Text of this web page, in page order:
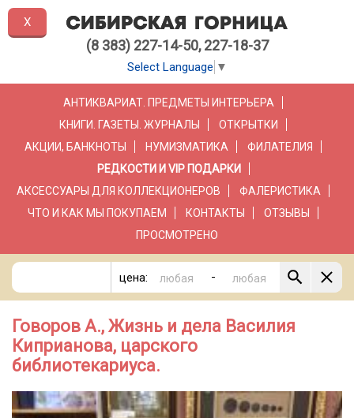
(8 383) 227-14-50, 227-18-37
Select Language ▼
АНТИКВАРИАТ. ПРЕДМЕТЫ ИНТЕРЬЕРА
КНИГИ. ГАЗЕТЫ. ЖУРНАЛЫ
ОТКРЫТКИ
АКЦИИ, БАНКНОТЫ
НУМИЗМАТИКА
ФИЛАТЕЛИЯ
РЕДКОСТИ И VIP ПОДАРКИ
АКСЕССУАРЫ ДЛЯ КОЛЛЕКЦИОНЕРОВ
ФАЛЕРИСТИКА
ЧТО И КАК МЫ ПОКУПАЕМ
КОНТАКТЫ
ОТЗЫВЫ
ПРОСМОТРЕНО
цена: -
Говоров А., Жизнь и дела Василия
Киприанова, царского
библиотекариуса.
X